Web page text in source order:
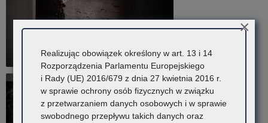
Realizując obowiązek określony w art. 13 i 14
Rozporządzenia Parlamentu Europejskiego
i Rady (UE) 2016/679 z dnia 27 kwietnia 2016 r.
w sprawie ochrony osób fizycznych w związku
z przetwarzaniem danych osobowych i w sprawie
swobodnego przepływu takich danych oraz
×